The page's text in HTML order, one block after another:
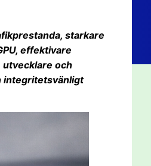
starkare
effektivare
och
integritetsvänligt